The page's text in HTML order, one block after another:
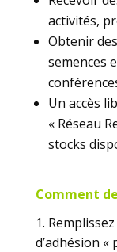
activités,
Obtenir
semences
Un accès
« Réseau
stocks
Comment
1.
d’adhésion